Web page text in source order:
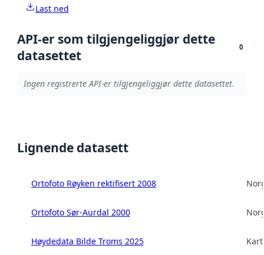
Last ned
API-er som tilgjengeliggjør dette
datasettet
0
Ingen registrerte API-er tilgjengeliggjør dette datasettet.
Lignende datasett
Ortofoto Røyken rektifisert 2008
Ortofoto Sør-Aurdal 2000
Høydedata Bilde Troms 2025